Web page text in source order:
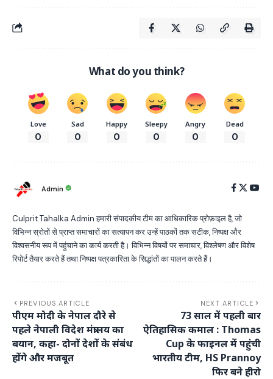
What do you think?
Love
0
Sad
0
Happy
0
Sleepy
0
Angry
0
Dead
0
Admin
Culprit Tahalka Admin हमारी संपादकीय टीम का आधिकारिक प्रोफ़ाइल है, जो
विभिन्न स्रोतों से प्राप्त समाचारों का सत्यापन कर उन्हें पाठकों तक सटीक, निष्पक्ष और
विश्वसनीय रूप में पहुंचाने का कार्य करती है। विभिन्न विषयों पर समाचार, विश्लेषण और विशेष
रिपोर्ट तैयार करते हैं तथा निष्पक्ष पत्रकारिता के सिद्धांतों का पालन करते हैं।
PREVIOUS ARTICLE
पीएम मोदी के नेपाल दौरे से
पहले नेपाली विदेश मंत्रालय का
बयान, कहा- दोनों देशों के संबंध
होंगे और मजबूत
NEXT ARTICLE
73 साल में पहली बार
ऐतिहासिक कमाल : Thomas
Cup के फाइनल में पहुंची
भारतीय टीम, HS Prannoy
फिर बने हीरो